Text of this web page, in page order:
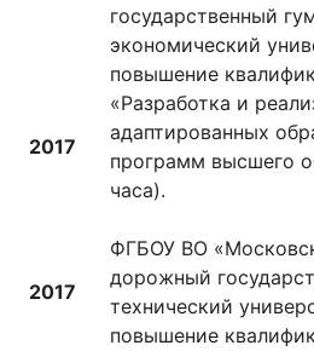
2017
2017
государственный
экономический
повышение
«Разработка и
адаптированных
программ высшего
часа).
ФГБОУ ВО
дорожный
технический
повышение